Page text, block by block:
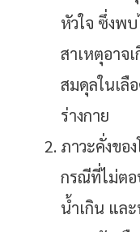
หัวใจ ซึ่งพบ
สาเหตุอาจ
สมดุลในเลื
ร่างกาย
ภาวะคั่งขอ
กรณีที่ไม่ตอ
น้ำเกิน แล